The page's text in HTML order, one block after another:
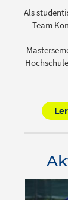
Als
Team